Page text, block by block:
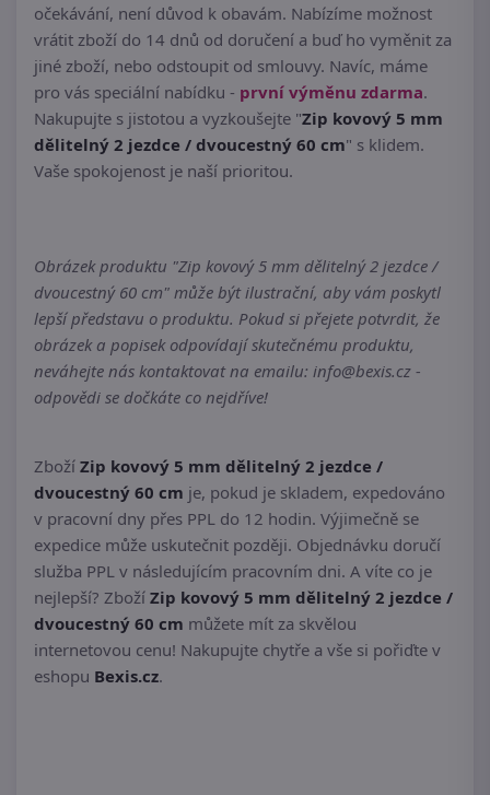
očekávání, není důvod k obavám. Nabízíme možnost
vrátit zboží do 14 dnů od doručení a buď ho vyměnit za
jiné zboží, nebo odstoupit od smlouvy. Navíc, máme
pro vás speciální nabídku - první výměnu zdarma.
Nakupujte s jistotou a vyzkoušejte "Zip kovový 5 mm
dělitelný 2 jezdce / dvoucestný 60 cm" s klidem.
Vaše spokojenost je naší prioritou.
Obrázek produktu "Zip kovový 5 mm dělitelný 2 jezdce /
dvoucestný 60 cm" může být ilustrační, aby vám poskytl
lepší představu o produktu. Pokud si přejete potvrdit, že
obrázek a popisek odpovídají skutečnému produktu,
neváhejte nás kontaktovat na emailu: info@bexis.cz -
odpovědi se dočkáte co nejdříve!
Zboží Zip kovový 5 mm dělitelný 2 jezdce /
dvoucestný 60 cm je, pokud je skladem, expedováno
v pracovní dny přes PPL do 12 hodin. Výjimečně se
expedice může uskutečnit později. Objednávku doručí
služba PPL v následujícím pracovním dni. A víte co je
nejlepší? Zboží Zip kovový 5 mm dělitelný 2 jezdce /
dvoucestný 60 cm můžete mít za skvělou
internetovou cenu! Nakupujte chytře a vše si pořiďte v
eshopu Bexis.cz.